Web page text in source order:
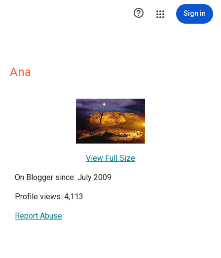
 Sign in
Ana
View Full Size
On Blogger since: July 2009
Profile views: 4,113
Report Abuse